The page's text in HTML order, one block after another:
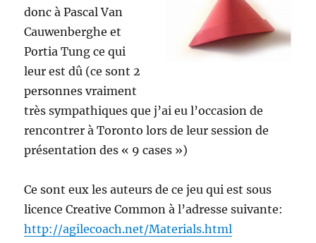
donc à Pascal Van
Cauwenberghe et
Portia Tung ce qui
leur est dû (ce sont 2
personnes vraiment
très sympathiques que j’ai eu l’occasion de
rencontrer à Toronto lors de leur session de
présentation des « 9 cases »)
Ce sont eux les auteurs de ce jeu qui est sous
licence Creative Common à l’adresse suivante:
http://agilecoach.net/Materials.html